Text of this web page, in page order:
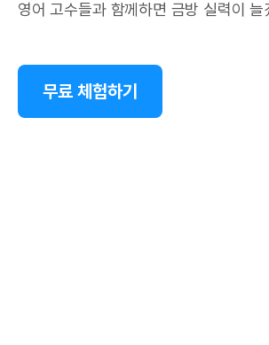
영어 고수들과 함께하면 금방 실력이 늘
무료 체험하기